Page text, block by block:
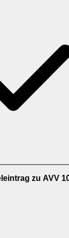
zu AVV